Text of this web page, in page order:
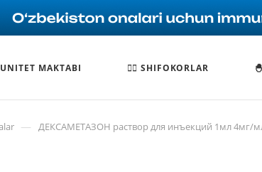
MAKTABI 🧑‍⚕️ SHIFOKORLAR
— ДЕКСАМЕТАЗОН раствор для инъекций 1мл 4мг/